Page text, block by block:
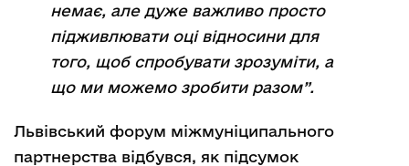
немає, але дуже важливо просто
підживлювати оці відносини для
того, щоб спробувати зрозуміти, а
що ми можемо зробити разом”.
Львівський форум міжмуніципального
партнерства відбувся, як підсумок